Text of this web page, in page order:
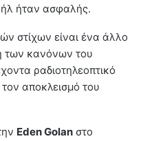
ήταν ασφαλής.
στίχων είναι ένα άλλο
των κανόνων του
ραδιοτηλεοπτικό
αποκλεισμό του
Eden Golan στο